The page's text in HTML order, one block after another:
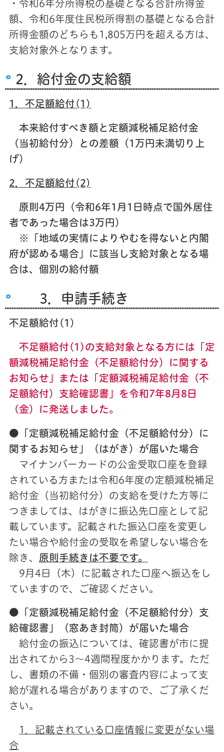
・令和6年分所得税の基礎となる合計所得金
額、令和6年度住民税所得割の基礎となる合計
所得金額のどちらも1,805万円を超える方は、
支給対象外となります。
2．給付金の支給額
1．不足額給付(1)
本来給付すべき額と定額減税補足給付金
（当初給付分）との差額（1万円未満切り上
げ）
2．不足額給付(2)
原則4万円（令和6年1月1日時点で国外居住
者であった場合は3万円）
※「地域の実情によりやむを得ないと内閣
府が認める場合」に該当し支給対象となる場
合は、個別の給付額
3．申請手続き
不足額給付(1)
不足額給付(1)の支給対象となる方には「定
額減税補足給付金（不足額給付分）に関する
お知らせ」または「定額減税補足給付金（不
足額給付）支給確認書」を令和7年8月8日
（金）に発送しました。
●「定額減税補足給付金（不足額給付分）に
関するお知らせ」（はがき）が届いた場合
マイナンバーカードの公金受取口座を登録
されている方または令和6年度の定額減税補足
給付金（当初給付分）の支給を受けた方等に
つきましては、はがきに振込先口座として記
載しています。記載された振込口座を変更し
たい場合や給付金の受取を希望しない場合を
除き、
原則手続きは不要です。
9月4日（木）に記載された口座へ振込をし
ていますので、ご確認ください。
● 「定額減税補足給付金（不足額給付分）支
給確認書」（窓あき封筒）が届いた場合
給付金の振込については、確認書が市に提
出されてから3〜4週間程度かかります。ただ
し、書類の不備・個別の審査内容によって支
給が遅れる場合がありますので、ご了承くだ
さい。
1．記載されている口座情報に変更がない場
合